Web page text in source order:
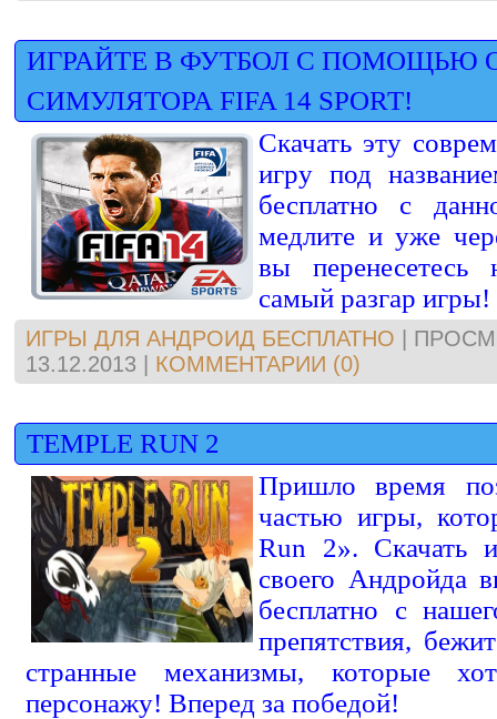
ИГРАЙТЕ В ФУТБОЛ С ПОМОЩЬЮ
СИМУЛЯТОРА FIFA 14 SPORT!
Скачать эту
игру под
бесплатно с
медлите и уже
вы
самый разгар
ИГРЫ ДЛЯ АНДРОИД БЕСПЛАТНО
13.12.2013
КОММЕНТАРИИ (0)
TEMPLE RUN 2
Пришло время
частью игры,
Run 2». Скачать
своего Андройда
бесплатно с
препятствия,
странные механизмы, которые
персонажу! Вперед за победой!